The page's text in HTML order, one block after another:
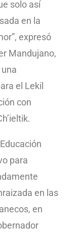
solo así
en la
expresó
Mandujano,
el Lekil
con
para
en las
en